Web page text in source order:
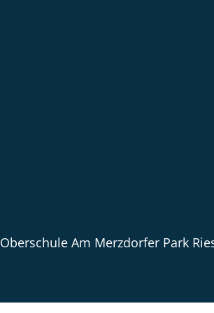
Oberschule Am Merzdorfer Park